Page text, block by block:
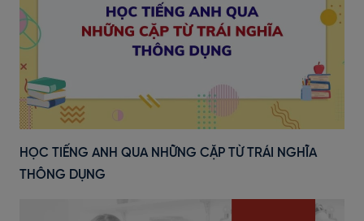
HỌC TIẾNG ANH QUA NHỮNG CẶP TỪ TRÁI NGHĨA
THÔNG DỤNG